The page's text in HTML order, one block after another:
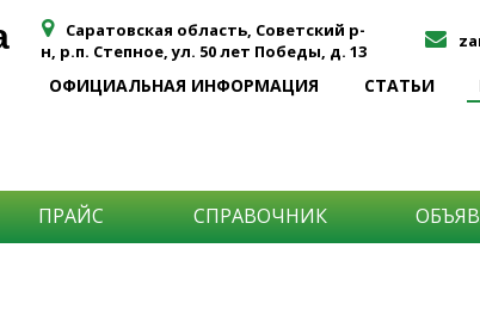
Саратовская область, Советский р-
н, р.п. Степное, ул. 50 лет Победы, д. 13
ОФИЦИАЛЬНАЯ ИНФОРМАЦИЯ СТАТЬИ
ПРАЙС СПРАВОЧНИК